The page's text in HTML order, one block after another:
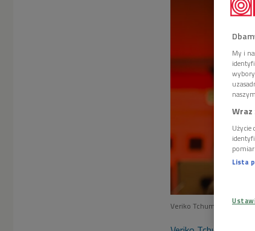
Veriko Tchumburidze
My i
Wraz
Użycie
Lista